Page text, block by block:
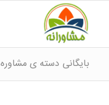
بایگانی دسته ی مشاوره